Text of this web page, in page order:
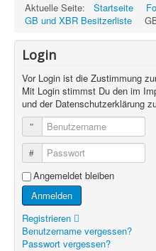
Aktuelle Seite:
Startseite
GB und XBR Besitzerliste
Login
Vor Login ist die Zustimmung
Mit Login stimmst Du den im
und der Datenschutzerklärung
Benutzername
Passwort
Angemeldet bleiben
Anmelden
Registrieren
Benutzername vergessen?
Passwort vergessen?